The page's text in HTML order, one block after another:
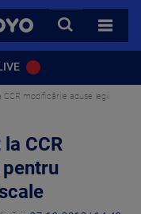
VOYO
CAUTA
TOATE
CCR modificările aduse legii
CCR